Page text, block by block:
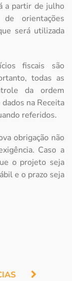
a partir de julho
orientações
será utilizada
fiscais são
todas as
da ordem
na Receita
referidos.
obrigação não
Caso a
o projeto seja
e o prazo seja